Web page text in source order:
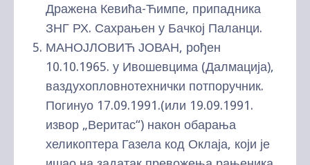
Дражена Кевића-Ћимпе, припадника
ЗНГ РХ. Сахрањен у Бачкој Паланци.
МАНОЈЛОВИЋ ЈОВАН, рођен
10.10.1965. у Ивошевцима (Далмација),
ваздухопловнотехнички потпоручник.
Погинуо 17.09.1991.(или 19.09.1991.
извор „Веритас“) након обарања
хеликоптера Газела код Оклаја, који је